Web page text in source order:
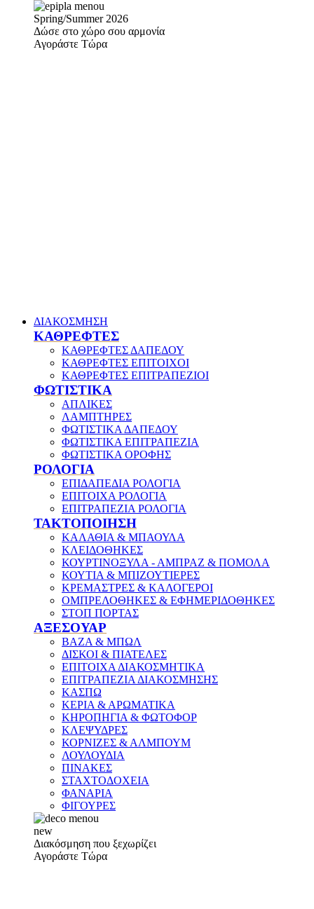
Spring/Summer 2026
Δώσε στο χώρο σου αρμονία
Αγοράστε Τώρα
ΔΙΑΚΟΣΜΗΣΗ
ΚΑΘΡΕΦΤΕΣ
ΚΑΘΡΕΦΤΕΣ ΔΑΠΕΔΟΥ
ΚΑΘΡΕΦΤΕΣ ΕΠΙΤΟΙΧΟΙ
ΚΑΘΡΕΦΤΕΣ ΕΠΙΤΡΑΠΕΖΙΟΙ
ΦΩΤΙΣΤΙΚΑ
ΑΠΛΙΚΕΣ
ΛΑΜΠΤΗΡΕΣ
ΦΩΤΙΣΤΙΚΑ ΔΑΠΕΔΟΥ
ΦΩΤΙΣΤΙΚΑ ΕΠΙΤΡΑΠΕΖΙΑ
ΦΩΤΙΣΤΙΚΑ ΟΡΟΦΗΣ
ΡΟΛΟΓΙΑ
ΕΠΙΔΑΠΕΔΙΑ ΡΟΛΟΓΙΑ
ΕΠΙΤΟΙΧΑ ΡΟΛΟΓΙΑ
ΕΠΙΤΡΑΠΕΖΙΑ ΡΟΛΟΓΙΑ
ΤΑΚΤΟΠΟΙΗΣΗ
ΚΑΛΑΘΙΑ & ΜΠΑΟΥΛΑ
ΚΛΕΙΔΟΘΗΚΕΣ
ΚΟΥΡΤΙΝΟΞΥΛΑ - ΑΜΠΡΑΖ & ΠΟΜΟΛΑ
ΚΟΥΤΙΑ & ΜΠΙΖΟΥΤΙΕΡΕΣ
ΚΡΕΜΑΣΤΡΕΣ & ΚΑΛΟΓΕΡΟΙ
ΟΜΠΡΕΛΟΘΗΚΕΣ & ΕΦΗΜΕΡΙΔΟΘΗΚΕΣ
ΣΤΟΠ ΠΟΡΤΑΣ
ΑΞΕΣΟΥΑΡ
ΒΑΖΑ & ΜΠΩΛ
ΔΙΣΚΟΙ & ΠΙΑΤΕΛΕΣ
ΕΠΙΤΟΙΧΑ ΔΙΑΚΟΣΜΗΤΙΚΑ
ΕΠΙΤΡΑΠΕΖΙΑ ΔΙΑΚΟΣΜΗΣΗΣ
ΚΑΣΠΩ
ΚΕΡΙΑ & ΑΡΩΜΑΤΙΚΑ
ΚΗΡΟΠΗΓΙΑ & ΦΩΤΟΦΟΡ
ΚΛΕΨΥΔΡΕΣ
ΚΟΡΝΙΖΕΣ & ΑΛΜΠΟΥΜ
ΛΟΥΛΟΥΔΙΑ
ΠΙΝΑΚΕΣ
ΣΤΑΧΤΟΔΟΧΕΙΑ
ΦΑΝΑΡΙΑ
ΦΙΓΟΥΡΕΣ
new
Διακόσμηση που ξεχωρίζει
Αγοράστε Τώρα